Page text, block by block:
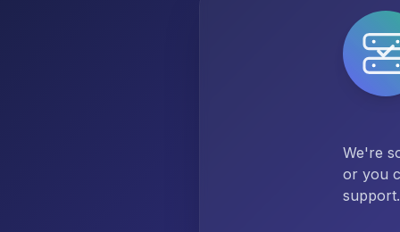
We're
or you
support.